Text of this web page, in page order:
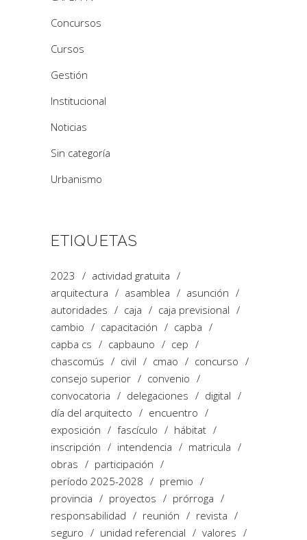
Concursos
Cursos
Gestión
Institucional
Noticias
Sin categoría
Urbanismo
ETIQUETAS
2023
actividad gratuita
arquitectura
asamblea
asunción
autoridades
caja
caja previsional
cambio
capacitación
capba
capba cs
capbauno
cep
chascomús
civil cmao
concurso
consejo superior
convenio
convocatoria
delegaciones
digital
día del arquitecto
encuentro
exposición
fascículo
hábitat
inscripción
intendencia
matricula
obras
participación
período 2025-2028
premio
provincia
proyectos
prórroga
responsabilidad
reunión
revista
seguro
unidad referencial
valores